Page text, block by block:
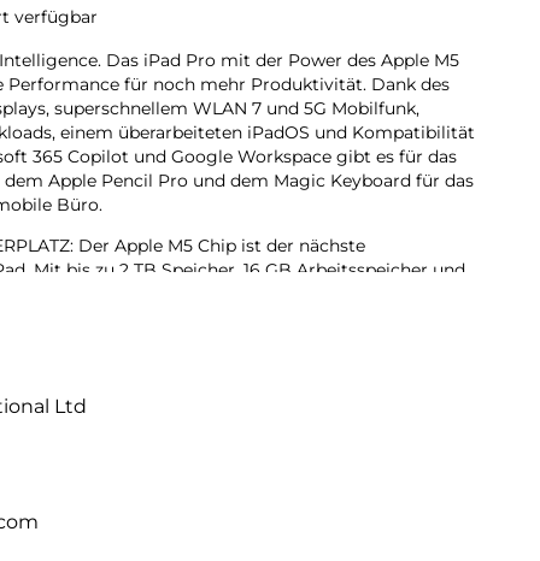
verfügbar
Das iPad Pro mit der Power des Apple M5
Performance für noch mehr Produktivität. Dank des
superschnellem WLAN 7 und 5G Mobilfunk,
einem überarbeiteten iPadOS und Kompatibilität
365 Copilot und Google Workspace gibt es für das
Apple Pencil Pro und dem Magic Keyboard für das
Büro.
Der Apple M5 Chip ist der nächste
Mit bis zu 2 TB Speicher, 16 GB Arbeitsspeicher und
für KI Performance können Projekte jeder Größe
Mit dem intuitiven und flexiblen Fenstersystem
und verwaltet wie nie zuvor.
ist das persönliche Intelligenz System. Es hilft
und Dinge einfacher zu erledigen – mit
jedem Schritt.
Das fortschrittlichste Display der Welt mit extremer
Ltd